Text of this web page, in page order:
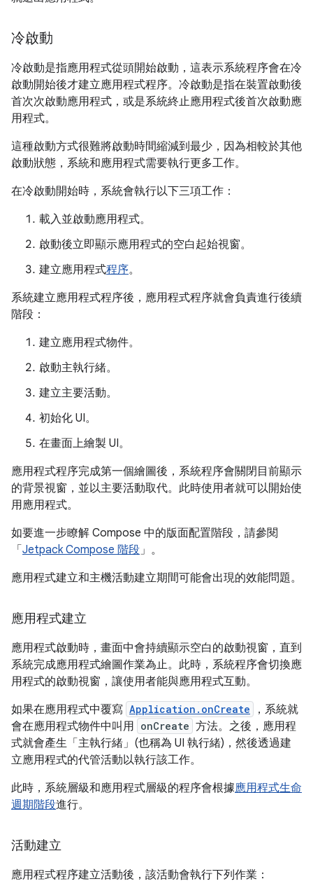
冷啟動
冷啟動是指應用程式從頭開始啟動，這表示系統程序會在冷
啟動開始後才建立應用程式程序。冷啟動是指在裝置啟動後
首次次啟動應用程式，或是系統終止應用程式後首次啟動應
用程式。
這種啟動方式很難將啟動時間縮減到最少，因為相較於其他
啟動狀態，系統和應用程式需要執行更多工作。
在冷啟動開始時，系統會執行以下三項工作：
載入並啟動應用程式。
啟動後立即顯示應用程式的空白起始視窗。
建立應用程式程序。
系統建立應用程式程序後，應用程式程序就會負責進行後續
階段：
建立應用程式物件。
啟動主執行緒。
建立主要活動。
初始化 UI。
在畫面上繪製 UI。
應用程式程序完成第一個繪圖後，系統程序會關閉目前顯示
的背景視窗，並以主要活動取代。此時使用者就可以開始使
用應用程式。
如要進一步瞭解 Compose 中的版面配置階段，請參閱
「 Jetpack Compose 階段」。
應用程式建立和主機活動建立期間可能會出現的效能問題。
應用程式建立
應用程式啟動時，畫面中會持續顯示空白的啟動視窗，直到
系統完成應用程式繪圖作業為止。此時，系統程序會切換應
用程式的啟動視窗，讓使用者能與應用程式互動。
如果在應用程式中覆寫 Application.onCreate
，系統就
會在應用程式物件中叫用 onCreate 方法。之後，應用程
式就會產生「主執行緒」 (也稱為 UI 執行緒)，然後透過建
立應用程式的代管活動以執行該工作。
此時，系統層級和應用程式層級的程序會根據應用程式生命
週期階段進行。
活動建立
應用程式程序建立活動後，該活動會執行下列作業：